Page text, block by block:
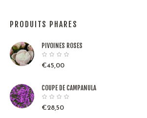
PRODUITS PHARES
PIVOINES ROSES
€45,00
COUPE DE CAMPANULA
€28,50